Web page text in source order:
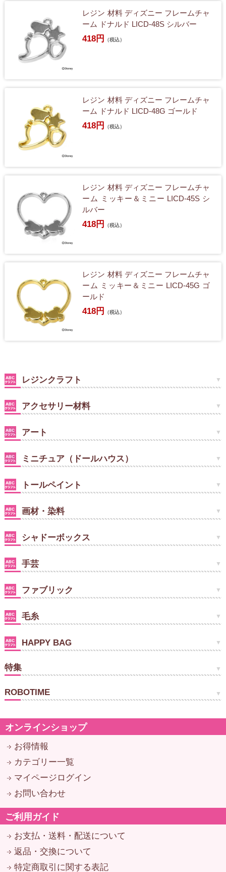
レジン 材料 ディズニー フレームチャ
ーム ドナルド LICD-48S シルバー
418円 （税込）
レジン 材料 ディズニー フレームチャ
ーム ドナルド LICD-48G ゴールド
418円 （税込）
レジン 材料 ディズニー フレームチャ
ーム ミッキー＆ミニー LICD-45S シ
ルバー
418円 （税込）
レジン 材料 ディズニー フレームチャ
ーム ミッキー＆ミニー LICD-45G ゴ
ールド
418円 （税込）
レジンクラフト
アクセサリー材料
アート
ミニチュア（ドールハウス）
トールペイント
画材・染料
シャドーボックス
手芸
ファブリック
毛糸
HAPPY BAG
特集
ROBOTIME
オンラインショップ
お得情報
カテゴリー一覧
マイページログイン
お問い合わせ
ご利用ガイド
お支払・送料・配送について
返品・交換について
特定商取引に関する表記